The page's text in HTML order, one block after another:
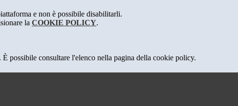
e non è possibile disabilitarli.
la COOKIE POLICY.
possibile consultare l'elenco nella pagina della cookie policy.